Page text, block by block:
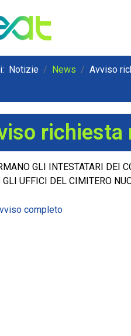
Notizie News Avviso
richiesta
GLI INTESTATARI DEI
GLI UFFICI DEL CIMITERO
completo